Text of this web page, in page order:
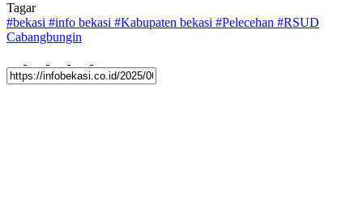
Tagar
#bekasi #info bekasi #Kabupaten bekasi #Pelecehan #RSUD
Cabangbungin